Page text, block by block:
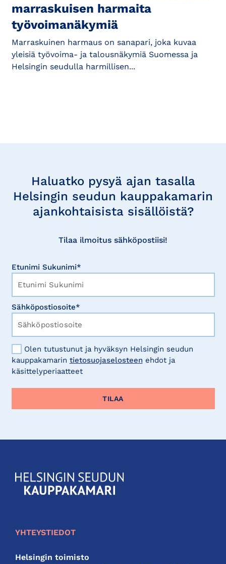
marraskuisen harmaita
työvoimanäkymiä
Marraskuinen harmaus on sanapari, joka kuvaa
yleisiä työvoima- ja talousnäkymiä Suomessa ja
Helsingin seudulla harmillisen...
Haluatko pysyä ajan tasalla
Helsingin seudun kauppakamarin
ajankohtaisista sisällöistä?
Tilaa ilmoitus sähköpostiisi!
Etunimi Sukunimi*
Sähköpostiosoite*
Olen tutustunut ja hyväksyn Helsingin seudun
kauppakamarin tietosuojaselosteen ehdot ja
käsittelyperiaatteet
KauppakamariHelsingin
seudun
YHTEYSTIEDOT
Helsingin toimisto